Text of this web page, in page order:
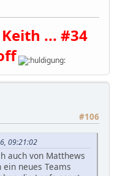
... #34
#106
09:21:02
auch von Matthews
neues Teams